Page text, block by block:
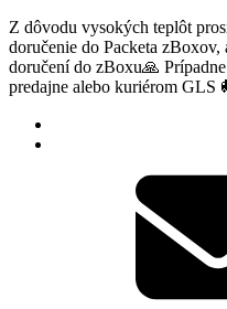
Z dôvodu vysokých teplôt
doručenie do Packeta
doručení do zBoxu🙏
predajne alebo kuriérom GLS